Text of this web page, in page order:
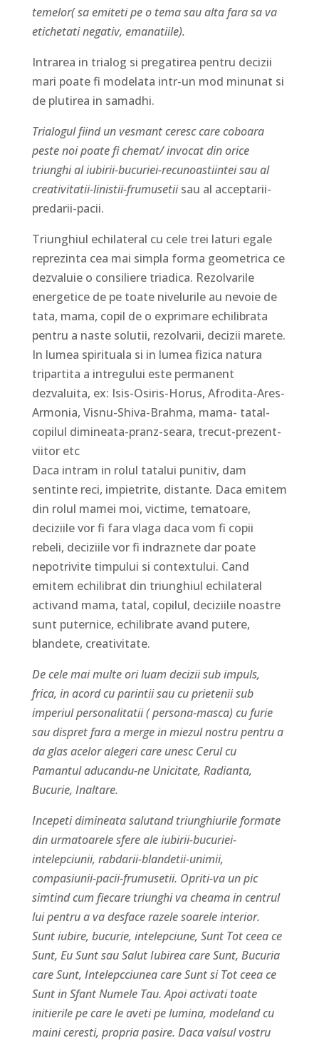
temelor( sa emiteti pe o tema sau alta fara sa va
etichetati negativ, emanatiile).
Intrarea in trialog si pregatirea pentru decizii
mari poate fi modelata intr-un mod minunat si
de plutirea in samadhi.
Trialogul fiind un vesmant ceresc care coboara
peste noi poate fi chemat/ invocat din orice
triunghi al iubirii-bucuriei-recunoastiintei sau al
creativitatii-linistii-frumusetiisau al acceptarii-
predarii-pacii.
Triunghiul echilateral cu cele trei laturi egale
reprezinta cea mai simpla forma geometrica ce
dezvaluie o consiliere triadica. Rezolvarile
energetice de pe toate nivelurile au nevoie de
tata, mama, copil de o exprimare echilibrata
pentru a naste solutii, rezolvarii, decizii marete.
In lumea spirituala si in lumea fizica natura
tripartita a intregului este permanent
dezvaluita, ex: Isis-Osiris-Horus, Afrodita-Ares-
Armonia, Visnu-Shiva-Brahma, mama- tatal-
copilul dimineata-pranz-seara, trecut-prezent-
viitor etc
Daca intram in rolul tatalui punitiv, dam
sentinte reci, impietrite, distante. Daca emitem
din rolul mamei moi, victime, tematoare,
deciziile vor fi fara vlaga daca vom fi copii
rebeli, deciziile vor fi indraznete dar poate
nepotrivite timpului si contextului. Cand
emitem echilibrat din triunghiul echilateral
activand mama, tatal, copilul, deciziile noastre
sunt puternice, echilibrate avand putere,
blandete, creativitate.
De cele mai multe ori luam decizii sub impuls,
frica, in acord cu parintii sau cu prietenii sub
imperiul personalitatii ( persona-masca) cu furie
sau dispret fara a merge in miezul nostru pentru a
da glas acelor alegeri care unesc Cerul cu
Pamantul aducandu-ne Unicitate, Radianta,
Bucurie, Inaltare.
Incepeti dimineata salutand triunghiurile formate
din urmatoarele sfere ale iubirii-bucuriei-
intelepciunii, rabdarii-blandetii-unimii,
compasiunii-pacii-frumusetii. Opriti-va un pic
simtind cum fiecare triunghi va cheama in centrul
lui pentru a va desface razele soarele interior.
Sunt iubire, bucurie, intelepciune, Sunt Tot ceea ce
Sunt, Eu Sunt sau Salut Iubirea care Sunt, Bucuria
care Sunt, Intelepcciunea care Sunt si Tot ceea ce
Sunt in Sfant Numele Tau. Apoi activati toate
initierile pe care le aveti pe lumina, modeland cu
maini ceresti, propria pasire. Daca valsul vostru